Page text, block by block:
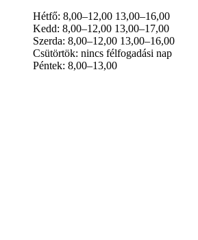
Hétfő: 8,00–12,00 13,00–16,00
Kedd: 8,00–12,00 13,00–17,00
Szerda: 8,00–12,00 13,00–16,00
Csütörtök: nincs félfogadási nap
Péntek: 8,00–13,00